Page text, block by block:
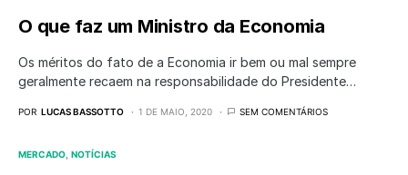
O que faz um Ministro da Economia
Os méritos do fato de a Economia ir bem ou mal sempre
geralmente recaem na responsabilidade do Presidente…
POR LUCAS BASSOTTO 1 DE MAIO, 2020 SEM COMENTÁRIOS
MERCADO NOTÍCIAS